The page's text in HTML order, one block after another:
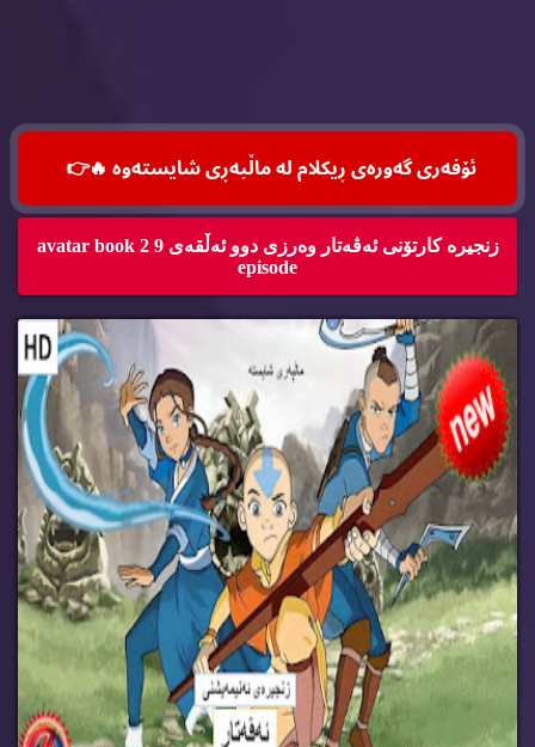
ئۆفه‌ری گه‌وره‌ی ڕیكلام له‌ ماڵپه‌ڕی شایسته‌وه‌ 🔥👉
زنجیره‌ كارتۆنی ئه‌ڤه‌تار وه‌رزی دوو ئه‌ڵقه‌ی 9 avatar book 2
episode